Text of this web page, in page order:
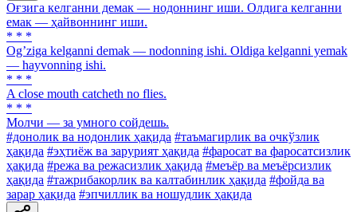
Оғзига келганни демак — нодоннинг иши. Олдига келганни
емак — ҳайвоннинг иши.
* * *
Ogʼziga kelganni demak — nodonning ishi. Oldiga kelganni yemak
— hayvonning ishi.
* * *
A close mouth catcheth no flies.
* * *
Молчи — за умного сойдешь.
#донолик ва нодонлик ҳақида #таъмагирлик ва очкўзлик
ҳақида #эҳтиёж ва зарурият ҳақида #фаросат ва фаросатсизлик
ҳақида #режа ва режасизлик ҳақида #меъёр ва меъёрсизлик
ҳақида #тажрибакорлик ва калтабинлик ҳақида #фойда ва
зарар ҳақида #эпчиллик ва ношудлик ҳақида